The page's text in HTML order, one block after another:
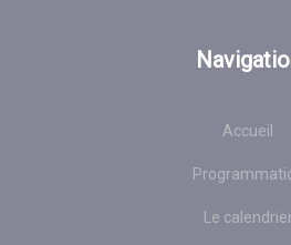
Accueil
Le calendrier